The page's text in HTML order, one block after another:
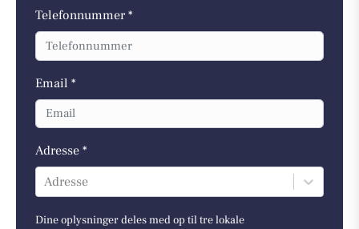
Telefonnummer *
Email *
Adresse *
Adresse
Dine oplysninger deles med op til tre lokale